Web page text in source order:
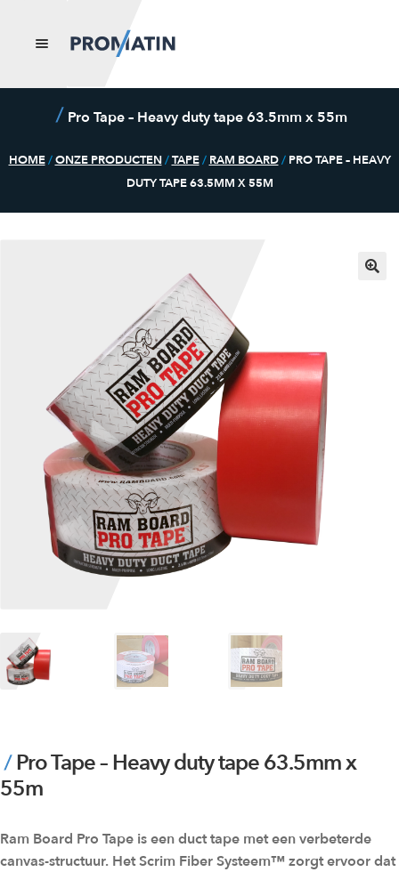
OnzeSubmenu
Pro Tape – Heavy duty tape 63.5mm x 55m
HOME/ONZE PRODUCTEN/TAPE/ RAM BOARD/ PRO TAPE – HEAVY
DUTY TAPE 63.5MM X 55M
Pro Tape – Heavy duty tape 63.5mm x
55m
Ram Board Pro Tape is een duct tape met een verbeterde
canvas-structuur. Het Scrim Fiber Systeem™ zorgt ervoor dat